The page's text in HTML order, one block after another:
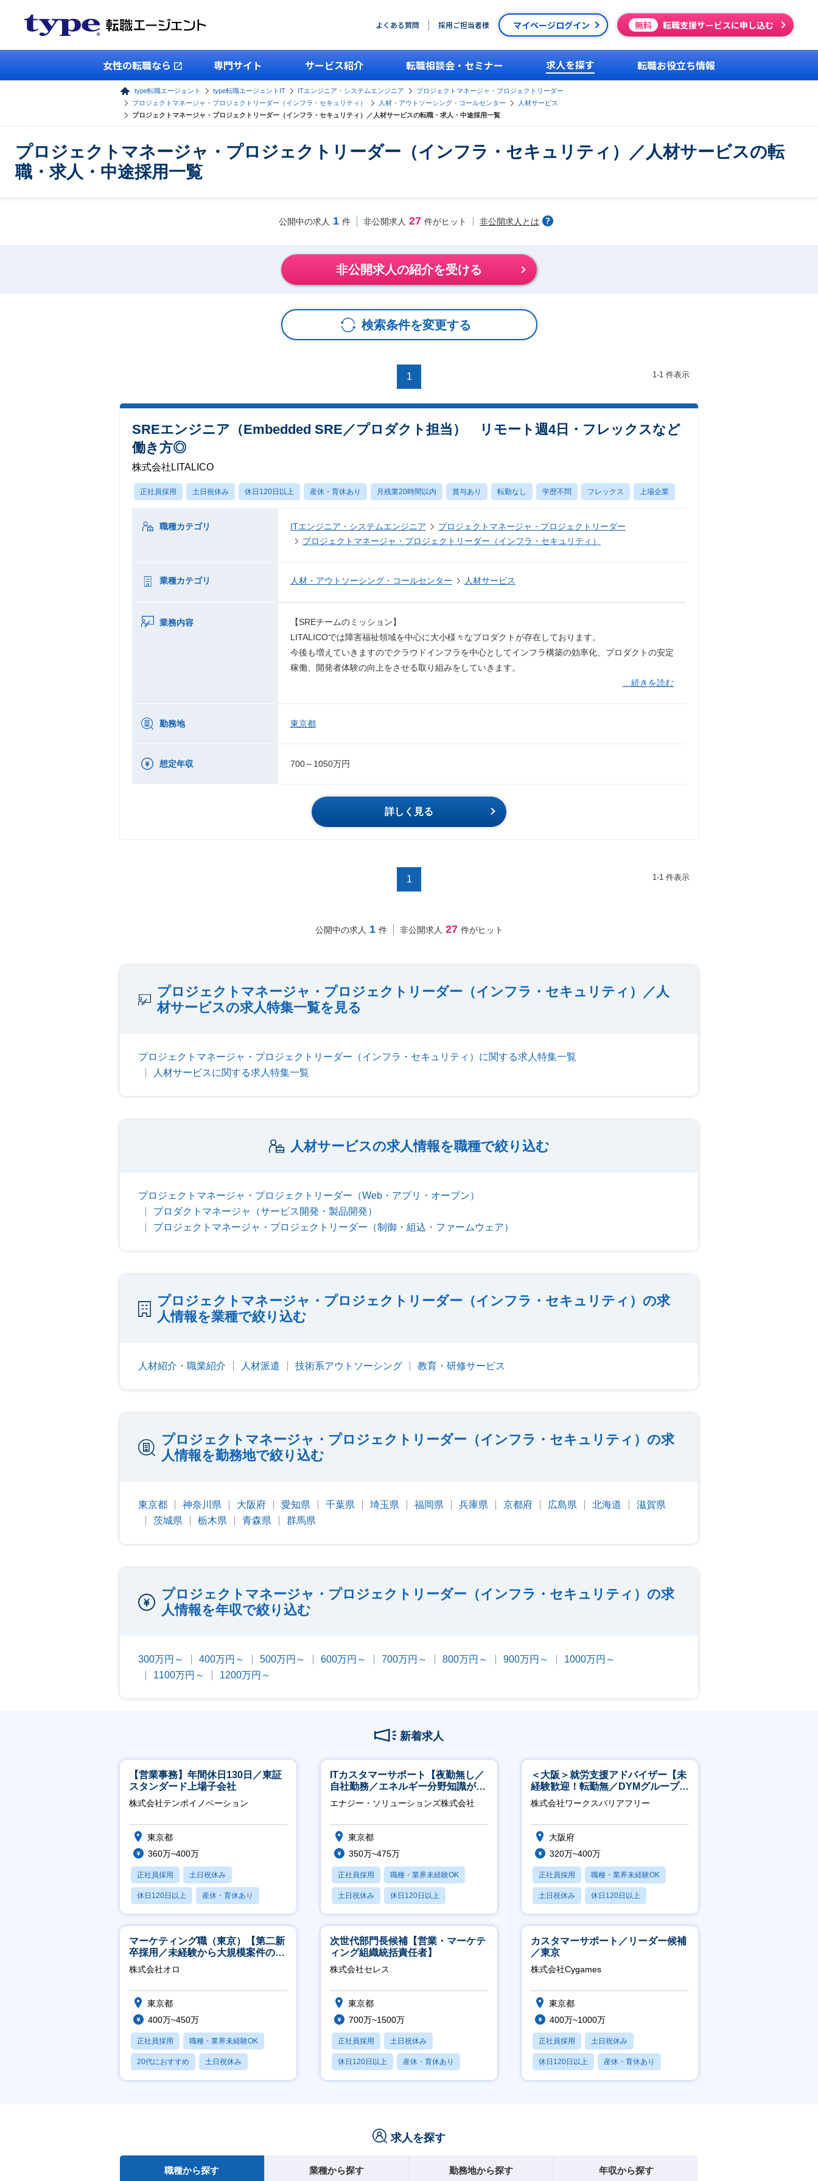
よくある質問 採用ご担当者様 マイページログイン 無料 転職支援サービスに申し込む
女性の転職なら 専門サイト サービス紹介 転職相談会・セミナー 求人を探す 転職お役立ち情報
type転職エージェント type転職エージェントIT ITエンジニア・システムエンジニア
プロジェクトマネージャ・プロジェクトリーダー
プロジェクトマネージャ・プロジェクトリーダー（インフラ・セキュリティ）
人材・アウトソーシング・コールセンター
人材サービス
プロジェクトマネージャ・プロジェクトリーダー（インフラ・セキュリティ）／人材サービスの転職・求人・中途採用一覧
プロジェクトマネージャ・プロジェクトリーダー（インフラ・セキュリティ）／人材サービスの転
職・求人・中途採用一覧
公開中の求人 1 件 非公開求人 27 件がヒット 非公開求人とは
非公開求人の紹介を受ける
検索条件を変更する
1 1-1 件表示
SREエンジニア（Embedded SRE／プロダクト担当） リモート週4日・フレックスなど
働き方◎
株式会社LITALICO
正社員採用 土日祝休み 休日120日以上 産休・育休あり 月残業20時間以内 賞与あり 転勤なし 学歴不問 フレックス 上場企業
職種カテゴリ ITエンジニア・システムエンジニア
プロジェクトマネージャ・プロジェクトリーダー
プロジェクトマネージャ・プロジェクトリーダー（インフラ・セキュリティ）
業種カテゴリ 人材・アウトソーシング・コールセンター 人材サービス
業務内容
【SREチームのミッション】
LITALICOでは障害福祉領域を中心に大小様々なプロダクトが存在しております。
今後も増えていきますのでクラウドインフラを中心としてインフラ構築の効率化、プロダクトの安定
稼働、開発者体験の向上をさせる取り組みをしていきます。
…続きを読む
勤務地 東京都
想定年収 700～1050万円
詳しく見る
1 1-1 件表示
公開中の求人 1 件 非公開求人 27 件がヒット
プロジェクトマネージャ・プロジェクトリーダー（インフラ・セキュリティ）／人
材サービスの求人特集一覧を見る
プロジェクトマネージャ・プロジェクトリーダー（インフラ・セキュリティ）に関する求人特集一覧
人材サービスに関する求人特集一覧
人材サービスの求人情報を職種で絞り込む
プロジェクトマネージャ・プロジェクトリーダー（Web・アプリ・オープン）
プロダクトマネージャ（サービス開発・製品開発）
プロジェクトマネージャ・プロジェクトリーダー（制御・組込・ファームウェア）
プロジェクトマネージャ・プロジェクトリーダー（インフラ・セキュリティ）の求
人情報を業種で絞り込む
人材紹介・職業紹介 人材派遣 技術系アウトソーシング 教育・研修サービス
プロジェクトマネージャ・プロジェクトリーダー（インフラ・セキュリティ）の求
人情報を勤務地で絞り込む
東京都 神奈川県 大阪府 愛知県 千葉県 埼玉県 福岡県 兵庫県 京都府 広島県 北海道
滋賀県
茨城県
栃木県 青森県 群馬県
プロジェクトマネージャ・プロジェクトリーダー（インフラ・セキュリティ）の求
人情報を年収で絞り込む
300万円～ 400万円～ 500万円～ 600万円～ 700万円～ 800万円～ 900万円～
1000万円～
1100万円～
1200万円～
新着求人
【営業事務】年間休日130日／東証
スタンダード上場子会社
株式会社テンポイノベーション
東京都
360万~400万
正社員採用 土日祝休み
休日120日以上 産休・育休あり
賞与あり
ITカスタマーサポート【夜勤無し／
自社勤務／エネルギー分野知識が身
につきます】
エナジー・ソリューションズ株式会社
東京都
350万~475万
正社員採用 職種・業界未経験OK
土日祝休み 休日120日以上
産休・育休あり
＜大阪＞就労支援アドバイザー【未
経験歓迎！転勤無／DYMグループ／
ホスピタリティ高い方歓迎／土日
祝】
株式会社ワークスバリアフリー
大阪府
320万~400万
正社員採用 職種・業界未経験OK
土日祝休み 休日120日以上
産休・育休あり
マーケティング職（東京）【第二新
卒採用／未経験から大規模案件のマ
ーケティングが経験できる／研修充
実】
株式会社オロ
東京都
400万~450万
正社員採用 職種・業界未経験OK
20代におすすめ 土日祝休み
休日120日以上
次世代部門長候補【営業・マーケテ
ィング組織統括責任者】
株式会社セレス
東京都
700万~1500万
正社員採用 土日祝休み
休日120日以上 産休・育休あり
賞与あり
カスタマーサポート／リーダー候補
／東京
株式会社Cygames
東京都
400万~1000万
正社員採用 土日祝休み
休日120日以上 産休・育休あり
月残業20時間以内
求人を探す
職種から探す 業種から探す 勤務地から探す 年収から探す